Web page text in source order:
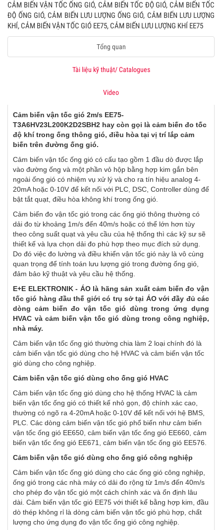
CẢM BIẾN VẬN TỐC ỐNG GIÓ, CẢM BIẾN TỐC ĐỘ GIÓ, CẢM BIẾN TỐC
ĐỘ ỐNG GIÓ, CẢM BIẾN LƯU LƯỢNG ỐNG GIÓ, CẢM BIẾN LƯU LƯỢNG
KHÍ, CẢM BIẾN VẬN TỐC GIÓ EE75, CẢM BIẾN LƯU LƯỢNG KHÍ EE75
Tổng quan
Tài liệu kỹ thuật/ Catalogues
Video
Cảm biến vận tốc gió 2m/s EE75-
T3A6HV23L200K2D2SBH2 hay còn gọi là cảm biến đo tốc
độ khí trong ống thông gió, điều hòa tại vị trí lắp cảm
biến trên đường ống gió.
Cảm biến vận tốc ống gió có cấu tạo gồm 1 đầu dò được lắp
vào đường ống và một phần vỏ hộp bằng hợp kim gắn bên
ngoài ống gió có nhiệm vụ xử lý và cho ra tín hiệu analog 4-
20mA hoặc 0-10V để kết nối với PLC, DSC, Controller dùng để
bật tắt quạt, điều hòa không khí trong ống gió.
Cảm biến đo vận tốc gió trong các ống gió thông thường có
dải đo từ khoảng 1m/s đến 40m/s hoặc có thể lớn hơn tùy
theo công suất quạt và yêu cầu của hệ thống thì các kỹ sư sẽ
thiết kế và lựa chọn dải đo phù hợp theo mục đích sử dụng.
Do đó việc đo lường và điều khiển vận tốc gió này là vô cùng
quan trọng để tính toán lưu lượng gió trong đường ống gió,
đảm bảo kỹ thuật và yêu cầu hệ thống.
E+E ELEKTRONIK - ÁO là hãng sản xuất cảm biến đo vận
tốc gió hàng đầu thế giới có trụ sở tại ÁO với đầy đủ các
dòng cảm biến đo vận tốc gió dùng trong ứng dụng
HVAC và cảm biến vận tốc gió dùng trong công nghiệp,
nhà máy.
Cảm biến vận tốc ống gió thường chia làm 2 loại chính đó là
cảm biến vận tốc gió dùng cho hệ HVAC và cảm biến vận tốc
gió dùng cho công nghiệp.
Cảm biến vận tốc gió dùng cho ống gió HVAC
Cảm biến vận tốc ống gió dùng cho hệ thống HVAC là cảm
biến vận tốc ống gió có thiết kế nhỏ gọn, độ chính xác cao,
thường có ngõ ra 4-20mA hoặc 0-10V để kết nối với hệ BMS,
PLC. Các dòng cảm biến vận tốc gió phổ biến như cảm biến
vận tốc ống gió EE650, cảm biến vận tốc ống gió EE660, cảm
biến vận tốc ống gió EE671, cảm biến vận tốc ống gió EE576.
Cảm biến vận tốc gió dùng cho ống gió công nghiệp
Cảm biến vận tốc ống gió dùng cho các ống gió công nghiệp,
ống gió trong các nhà máy có dải đo rộng từ 1m/s đến 40m/s
cho phép đo vận tốc gió một cách chính xác và ổn định lâu
dài. Cảm biến vận tốc gió EE75 với thiết kế bằng hợp kim, đầu
dò thép không rỉ là dòng cảm biến vận tốc gió phù hợp, chất
lượng cho ứng dụng đo vận tốc ống gió công nghiệp.